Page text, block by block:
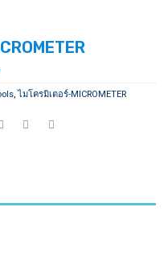
,ไมโครมิเตอร์-MICROMETER